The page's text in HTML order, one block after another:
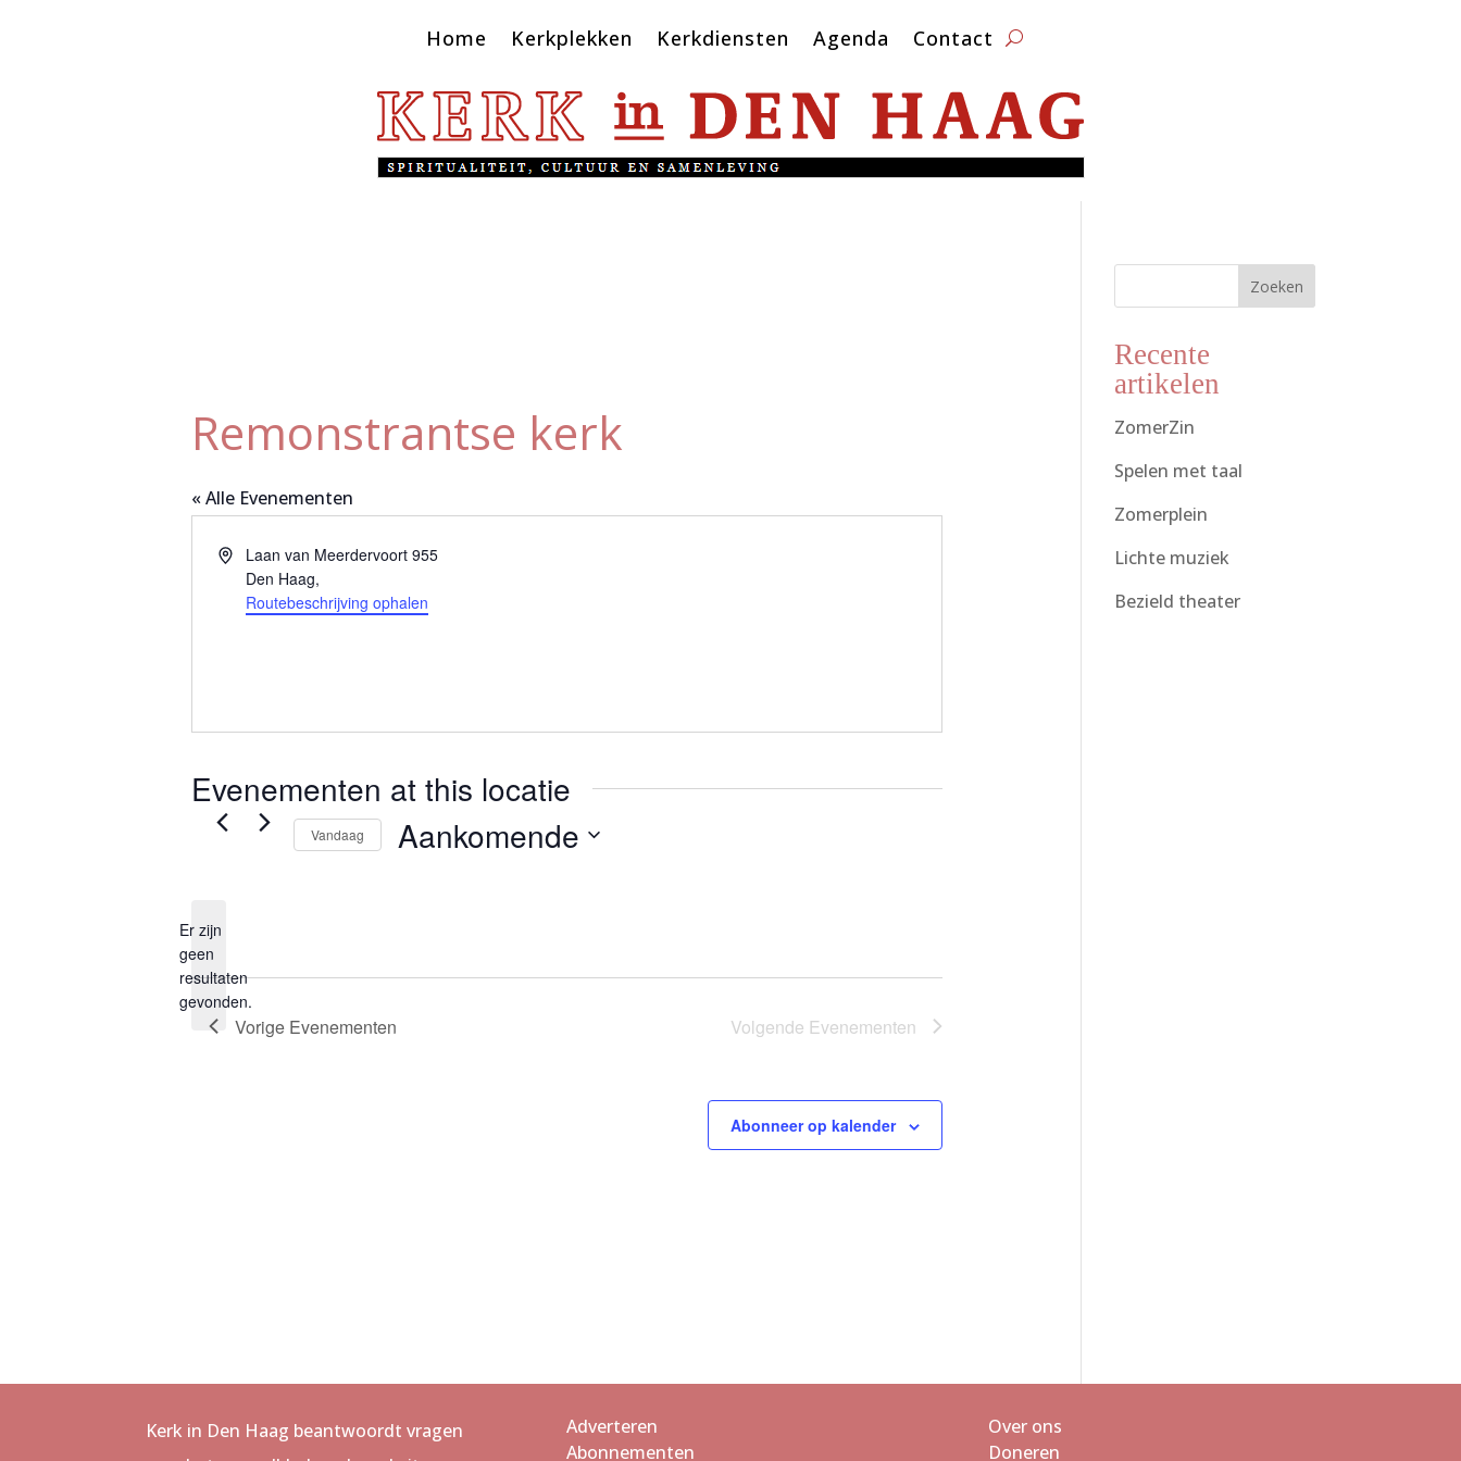
Home Kerkplekken Kerkdiensten Agenda Contact
Remonstrantse kerk
« Alle Evenementen
AdresLaan van Meerdervoort 955
Den Haag,
Routebeschrijving ophalen
Evenementen at this locatie
Bericht
Er zijn
geen
resultaten
gevonden.
Vandaag Aankomende
Vorige Evenementen Volgende Evenementen
Abonneer op kalender
Zoeken
Recente
artikelen
ZomerZin
Spelen met taal
Zomerplein
Lichte muziek
Bezield theater
Kerk in Den Haag beantwoordt vragen
Adverteren
Abonnementen
Over ons
Doneren